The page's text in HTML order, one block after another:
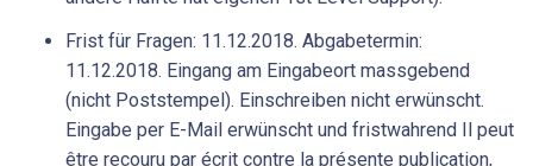
Frist für Fragen: 11.12.2018. Abgabetermin:
11.12.2018. Eingang am Eingabeort massgebend
(nicht Poststempel). Einschreiben nicht erwünscht.
Eingabe per E-Mail erwünscht und fristwahrend Il peut
être recouru par écrit contre la présente publication,